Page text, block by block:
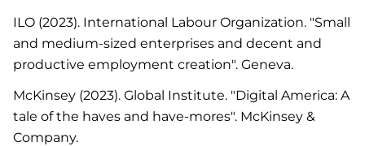
ILO (2023). International Labour Organization. "Small
and medium-sized enterprises and decent and
productive employment creation". Geneva.
McKinsey (2023). Global Institute. "Digital America: A
tale of the haves and have-mores". McKinsey &
Company.